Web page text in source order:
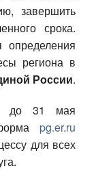
завершить
срока.
региона в
России.
до 31 мая
pg.er.ru
для всех